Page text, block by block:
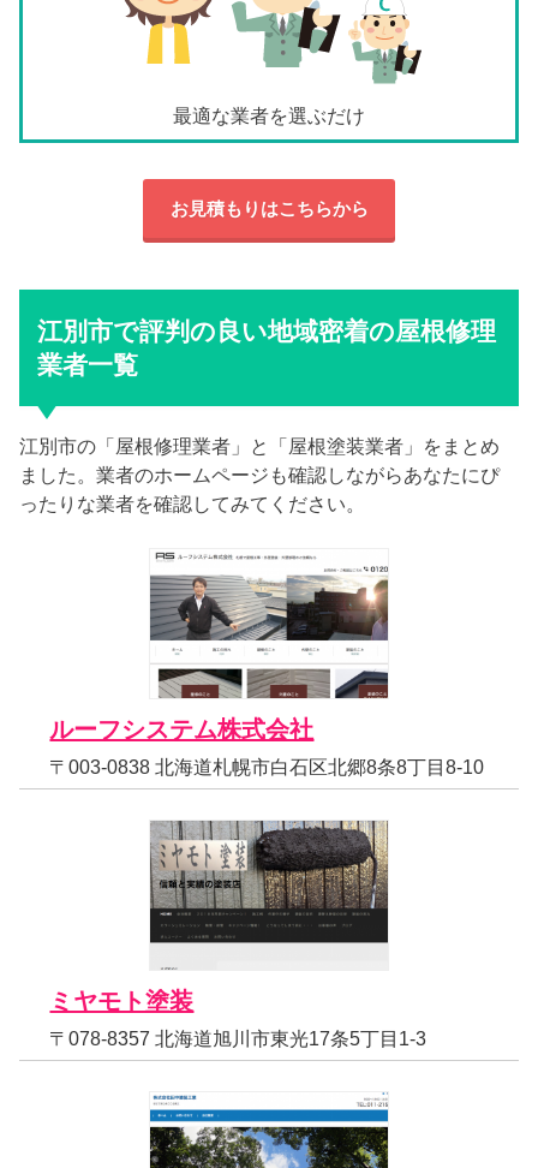
最適な業者を選ぶだけ
お見積もりはこちらから
江別市で評判の良い地域密着の屋根修理
業者一覧
江別市の「屋根修理業者」と「屋根塗装業者」をまとめ
ました。業者のホームページも確認しながらあなたにぴ
ったりな業者を確認してみてください。
ルーフシステム株式会社
〒003-0838 北海道札幌市白石区北郷8条8丁目8-10
ミヤモト塗装
〒078-8357 北海道旭川市東光17条5丁目1-3